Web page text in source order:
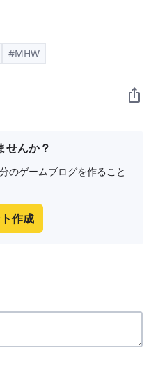
#MHW
せんか？
のゲームブログを作ること
作成